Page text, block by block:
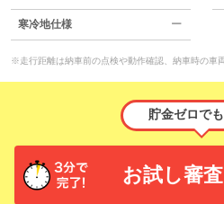
寒冷地仕様 ー
※走行距離は納車前の点検や動作確認、納車時の車
貯金ゼロで
お試し審